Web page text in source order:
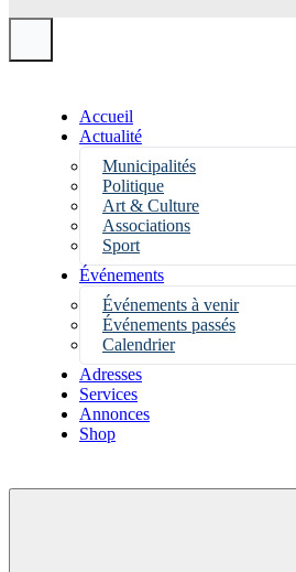
Accueil
Actualité
Municipalités
Politique
Art & Culture
Associations
Sport
Événements
Événements à venir
Événements passés
Calendrier
Adresses
Services
Annonces
Shop